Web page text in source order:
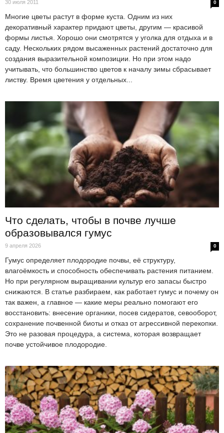
30 июля 2011 0
Многие цветы растут в форме куста. Одним из них
декоративный характер придают цветы, другим — красивой
формы листья. Хорошо они смотрятся у уголка для отдыха и в
саду. Нескольких рядом высаженных растений достаточно для
создания выразительной композиции. Но при этом надо
учитывать, что большинство цветов к началу зимы сбрасывает
листву. Время цветения у отдельных...
Что сделать, чтобы в почве лучше
образовывался гумус
9 апреля 2026 0
Гумус определяет плодородие почвы, её структуру,
влагоёмкость и способность обеспечивать растения питанием.
Но при регулярном выращивании культур его запасы быстро
снижаются. В статье разбираем, как работает гумус и почему он
так важен, а главное — какие меры реально помогают его
восстановить: внесение органики, посев сидератов, севооборот,
сохранение почвенной биоты и отказ от агрессивной перекопки.
Это не разовая процедура, а система, которая возвращает
почве устойчивое плодородие.